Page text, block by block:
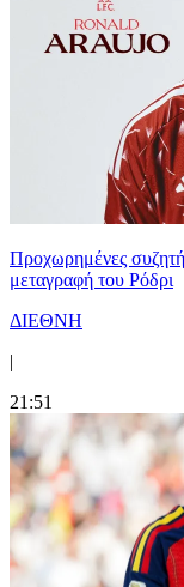
Προχωρημένες
μεταγραφή του Ρόδρι
ΔΙΕΘΝΗ
|
21:51